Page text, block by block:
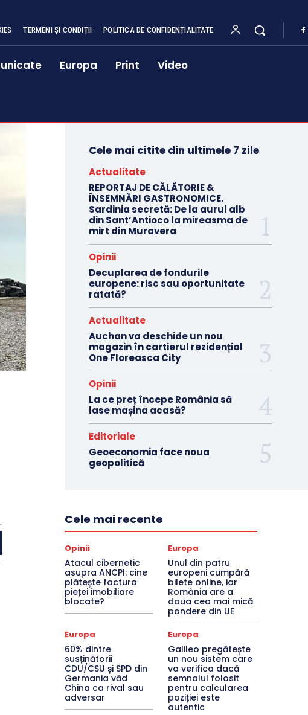
TERMENI ȘI CONDIȚII POLITICA DE CONFIDENȚIALITATE
Europa Print Video
Cele mai citite din ultimele 7 zile
Actualitate
REPORTAJ DE CĂLĂTORIE &
ÎNSEMNĂRI GASTRONOMICE.
Sardinia secretă: De la aurul alb
din Sant’Antioco la mireasma de
mirt din Muravera
Opinii
Decuplarea de fondurile
europene: risc sau oportunitate
ratată?
Actualitate
Auchan va deschide un nou
magazin în cartierul rezidențial
One Floreasca City
Opinii
La ce preț începe România să
lase mașina acasă?
Editoriale
Geoeconomia face noua
geopolitică
Cele mai recente
Opinii
Atacul cibernetic
asupra ANCPI: cine
plătește factura
pieței imobiliare
blocate?
Europa
Unul din patru
europeni cumpără
bilete online, iar
România are a
doua cea mai mică
pondere din UE
Europa
60% dintre
susținătorii
CDU/CSU și SPD din
Germania văd
China ca rival sau
adversar
Europa
Galileo pregătește
un nou sistem care
va verifica dacă
semnalul folosit
pentru calcularea
poziției este
autentic